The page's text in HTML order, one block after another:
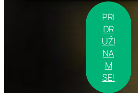
PRI
DR
UŽI
NA
M
SE!